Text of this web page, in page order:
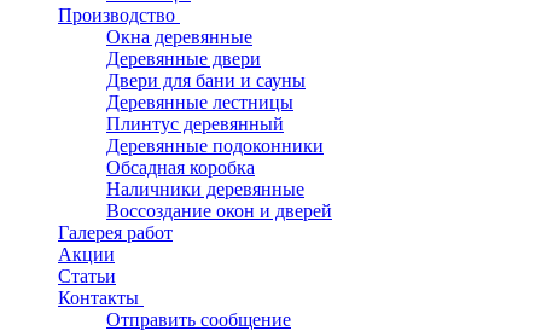
Производство
Окна деревянные
Деревянные двери
Двери для бани и сауны
Деревянные лестницы
Плинтус деревянный
Деревянные подоконники
Обсадная коробка
Наличники деревянные
Воссоздание окон и дверей
Галерея работ
Акции
Статьи
Контакты
Отправить сообщение